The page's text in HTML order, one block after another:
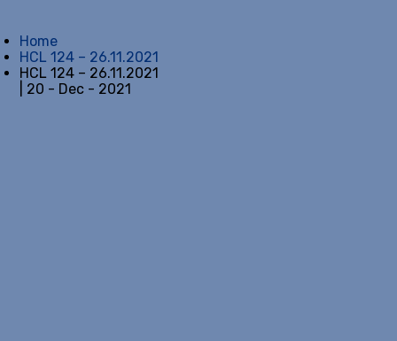
Home
HCL 124 – 26.11.2021
HCL 124 – 26.11.2021
| 20 - Dec - 2021